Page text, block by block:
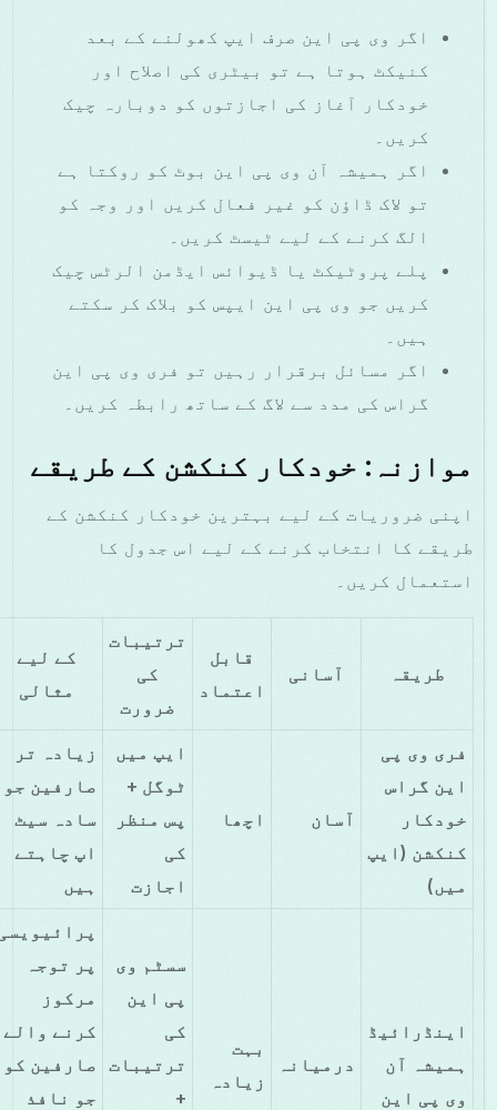
اگر وی پی این صرف ایپ کھولنے کے بعد
کنیکٹ ہوتا ہے تو بیٹری کی اصلاح اور
خودکار آغاز کی اجازتوں کو دوبارہ چیک
کریں۔
اگر ہمیشہ آن وی پی این بوٹ کو روکتا ہے
تو لاک ڈاؤن کو غیر فعال کریں اور وجہ کو
الگ کرنے کے لیے ٹیسٹ کریں۔
پلے پروٹیکٹ یا ڈیوائس ایڈمن الرٹس چیک
کریں جو وی پی این ایپس کو بلاک کر سکتے
ہیں۔
اگر مسائل برقرار رہیں تو فری وی پی این
گراس کی مدد سے لاگ کے ساتھ رابطہ کریں۔
موازنہ: خودکار کنکشن کے طریقے
اپنی ضروریات کے لیے بہترین خودکار کنکشن کے
طریقے کا انتخاب کرنے کے لیے اس جدول کا
استعمال کریں۔
طریقہ آسانی
قابل
اعتماد
ترتیبات
کی
ضرورت
کے لیے
مثالی
فری وی پی
این گراس
خودکار
کنکشن (ایپ
میں)
آسان اچھا
ایپ میں
ٹوگل +
پس منظر
کی
اجازت
زیادہ تر
صارفین جو
سادہ سیٹ
اپ چاہتے
ہیں
اینڈرائیڈ
ہمیشہ آن
وی پی این
درمیانہ
بہت
زیادہ
سسٹم وی
پی این
کی
ترتیبات
+
پرائیویسی
پر توجہ
مرکوز
کرنے والے
صارفین کو
جو نافذ